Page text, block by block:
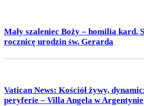
Mały szaleniec Boży – homilia kard.
rocznicę urodzin św. Gerarda
Vatican News: Kościół żywy,
peryferie – Villa Angela w Argentynie